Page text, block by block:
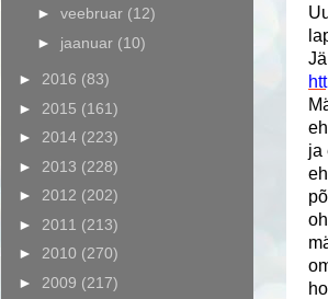
ja
► veebruar (12)
► jaanuar (10)
► 2016 (83)
► 2015 (161)
► 2014 (223)
► 2013 (228)
► 2012 (202)
► 2011 (213)
► 2010 (270)
► 2009 (217)